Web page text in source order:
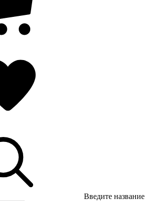
Введите название